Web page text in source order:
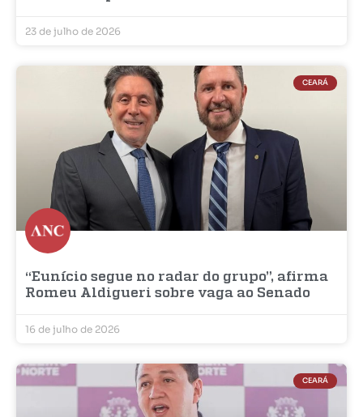
23 de julho de 2026
CEARÁ
“Eunício segue no radar do grupo”, afirma
Romeu Aldigueri sobre vaga ao Senado
16 de julho de 2026
CEARÁ